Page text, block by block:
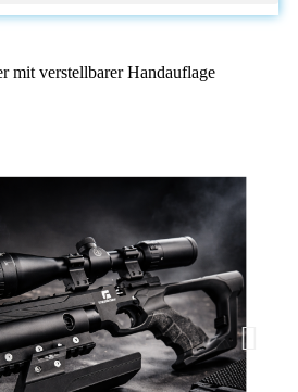
mit verstellbarer Handauflage